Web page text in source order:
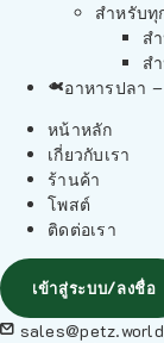
สำหรับ
ส
ส
อาหารปลา
หน้าหลัก
เกี่ยวกับเรา
ร้านค้า
โพสต์
ติดต่อเรา
เข้าสู่ระบบ/ลงชื่อ
sales@petz.world